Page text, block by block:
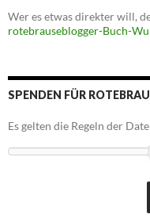
Wer es etwas direkter will,
rotebrauseblogger-Buch-
SPENDEN FÜR
Es gelten die Regeln der